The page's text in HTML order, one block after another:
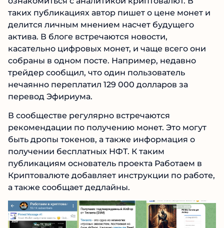
ознакомиться с аналитикой криптовалют. В
таких публикациях автор пишет о цене монет
и делится личным мнением насчет будущего
актива. В блоге встречаются новости,
касательно цифровых монет, и чаще всего они
собраны в одном посте. Например, недавно
трейдер сообщил, что один пользователь
нечаянно переплатил 129 000 долларов за
перевод Эфириума.
В сообществе регулярно встречаются
рекомендации по получению монет. Это могут
быть дропы токенов, а также информация о
получении бесплатных НФТ. К таким
публикациям основатель проекта Работаем в
Криптовалюте добавляет инструкции по
работе, а также сообщает дедлайны.